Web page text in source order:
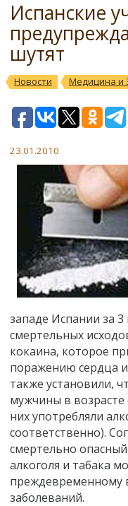
Испанские
шутят
Новости Медицина и
23.01.2010
западе Испании за 3
смертельных
кокаина, которое
поражению сердца
также установили,
мужчины в возрасте
них употребляли
соответственно).
смертельно
алкоголя и табака
преждевременному
заболеваний.